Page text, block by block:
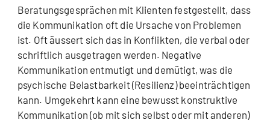
Beratungsgesprächen mit Klienten festgestellt, dass
die Kommunikation oft die Ursache von Problemen
ist. Oft äussert sich das in Konflikten, die verbal oder
schriftlich ausgetragen werden. Negative
Kommunikation entmutigt und demütigt, was die
psychische Belastbarkeit (Resilienz) beeinträchtigen
kann. Umgekehrt kann eine bewusst konstruktive
Kommunikation (ob mit sich selbst oder mit anderen)